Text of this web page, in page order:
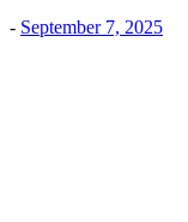
- September 7, 2025